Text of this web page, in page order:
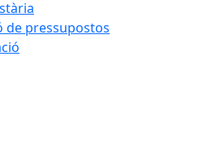
de pressupostos